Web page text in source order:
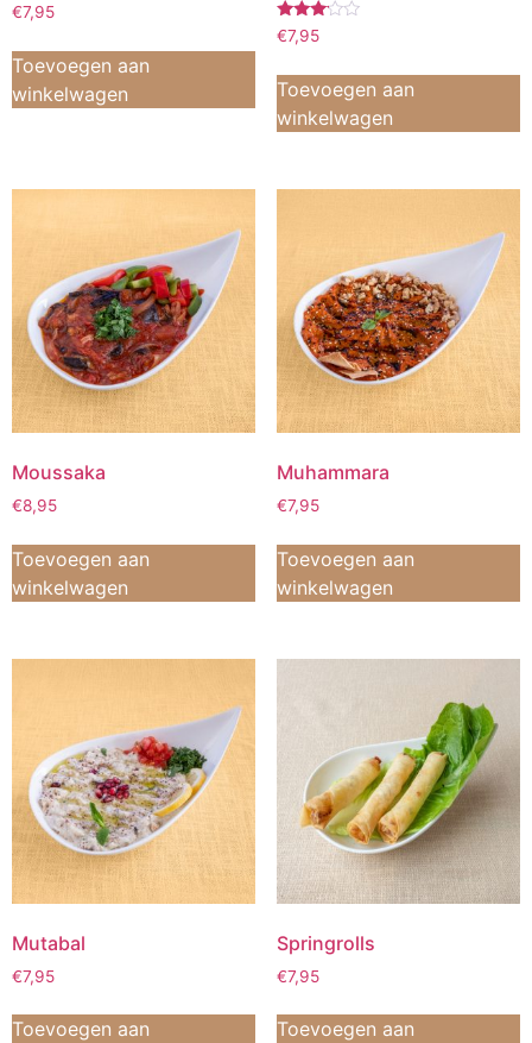
€7,95
Toevoegen aan
winkelwagen
Waardering
3.00
€7,95
Toevoegen aan
winkelwagen
Moussaka
€8,95
Toevoegen aan
winkelwagen
Muhammara
€7,95
Toevoegen aan
winkelwagen
Mutabal
€7,95
Toevoegen aan
Springrolls
€7,95
Toevoegen aan